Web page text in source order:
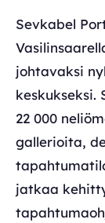
Sevkabel
johtavaksi
keskukseksi.
22 000
gallerioita,
jatkaa